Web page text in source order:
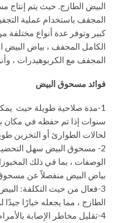
البيض الطازج. حيث يتم
المجفف باستخدام عملية
كبير وتوفر عدة أنواع
الكامل المجفف ، بياض
المجفف مع الكربوهيدرات ،
فوائد مسحوق البيض
سنوات إذا تم حفظه في مكان
لحالات الطوارئ أو التخزين
2- مسحوق البيض سهل
الوصفات ، بما في ذلك
بياض البيض منفصلاً عن
3-فعال من حيث التكلفة:
الطازج ، مما يجعله خيارًا جيدًا
4-تقليل مخاطر الإصابة